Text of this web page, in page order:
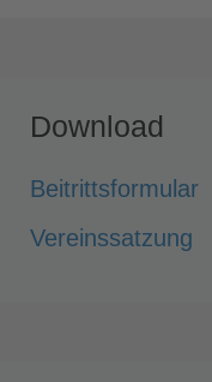
Download
Beitrittsformular
Vereinssatzung